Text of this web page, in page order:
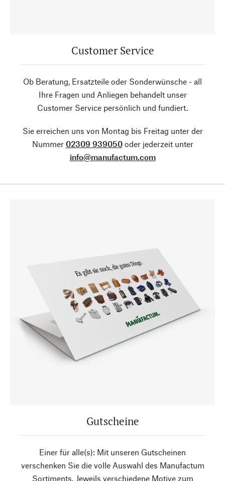
Customer Service
Ob Beratung, Ersatzteile oder Sonderwünsche - all
Ihre Fragen und Anliegen behandelt unser
Customer Service persönlich und fundiert.
Sie erreichen uns von Montag bis Freitag unter der
Nummer 02309 939050oder jederzeit unter
info@manufactum.com
Gutscheine
Einer für alle(s): Mit unseren Gutscheinen
verschenken Sie die volle Auswahl des Manufactum
Sortiments. Jeweils verschiedene Motive zum